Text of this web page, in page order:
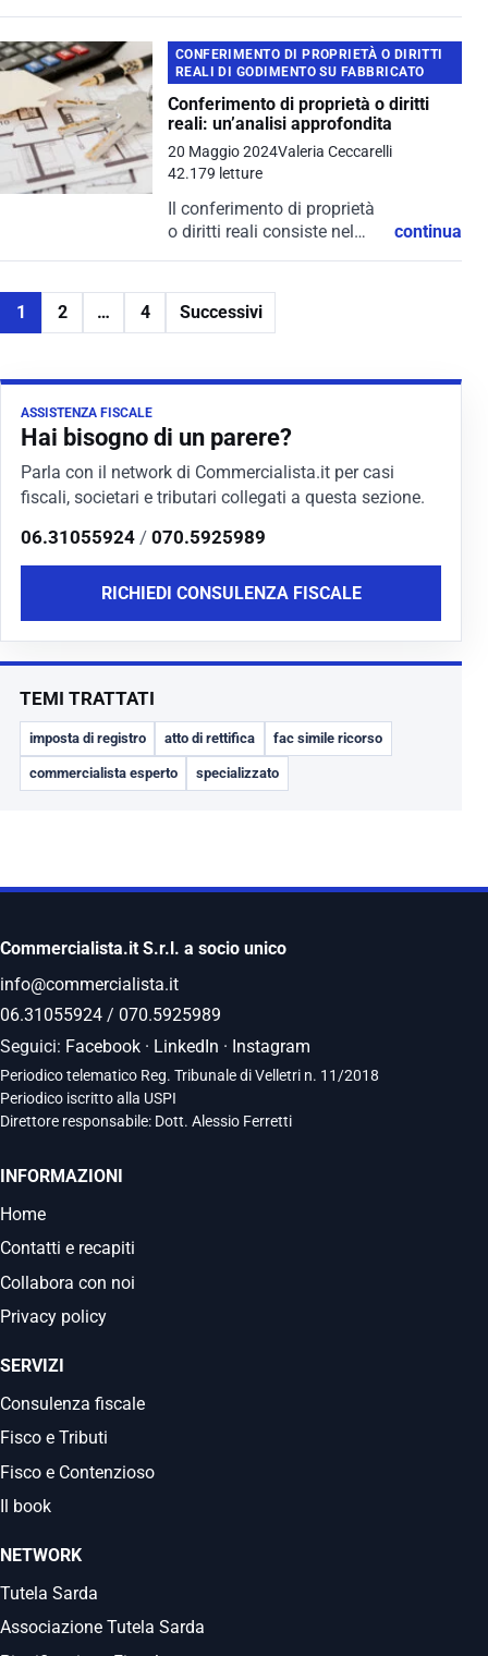
registrazione delle
operazioni giornaliere.
Queste regole influenzano
direttamente la
determinazione del volume
d'affari e il calcolo...
CONFERIMENTO DI PROPRIETÀ O DIRITTI
REALI DI GODIMENTO SU FABBRICATO
Conferimento di proprietà o diritti
reali: un’analisi approfondita
20 Maggio 2024Valeria Ceccarelli
42.179 letture
Il conferimento di proprietà
o diritti reali consiste nel
(conferente) ad un altro
(conferitario). Tale
continua
1 2 … 4 Successivi
ASSISTENZA FISCALE
Hai bisogno di un parere?
Parla con il network di Commercialista.it per casi
fiscali, societari e tributari collegati a questa sezione.
06.31055924 / 070.5925989
RICHIEDI CONSULENZA FISCALE
TEMI TRATTATI
imposta di registro atto di rettifica fac simile ricorso
commercialista esperto specializzato
Commercialista.it S.r.l. a socio unico
info@commercialista.it
06.31055924 / 070.5925989
Seguici: Facebook · LinkedIn · Instagram
Periodico telematico Reg. Tribunale di Velletri n. 11/2018
Periodico iscritto alla USPI
Direttore responsabile: Dott. Alessio Ferretti
INFORMAZIONI
Home
Contatti e recapiti
Collabora con noi
Privacy policy
SERVIZI
Consulenza fiscale
Fisco e Tributi
Fisco e Contenzioso
Il book
NETWORK
Tutela Sarda
Associazione Tutela Sarda